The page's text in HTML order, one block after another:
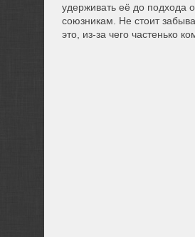
удерживать её до подхода
союзникам. Не стоит
это, из-за чего частенько